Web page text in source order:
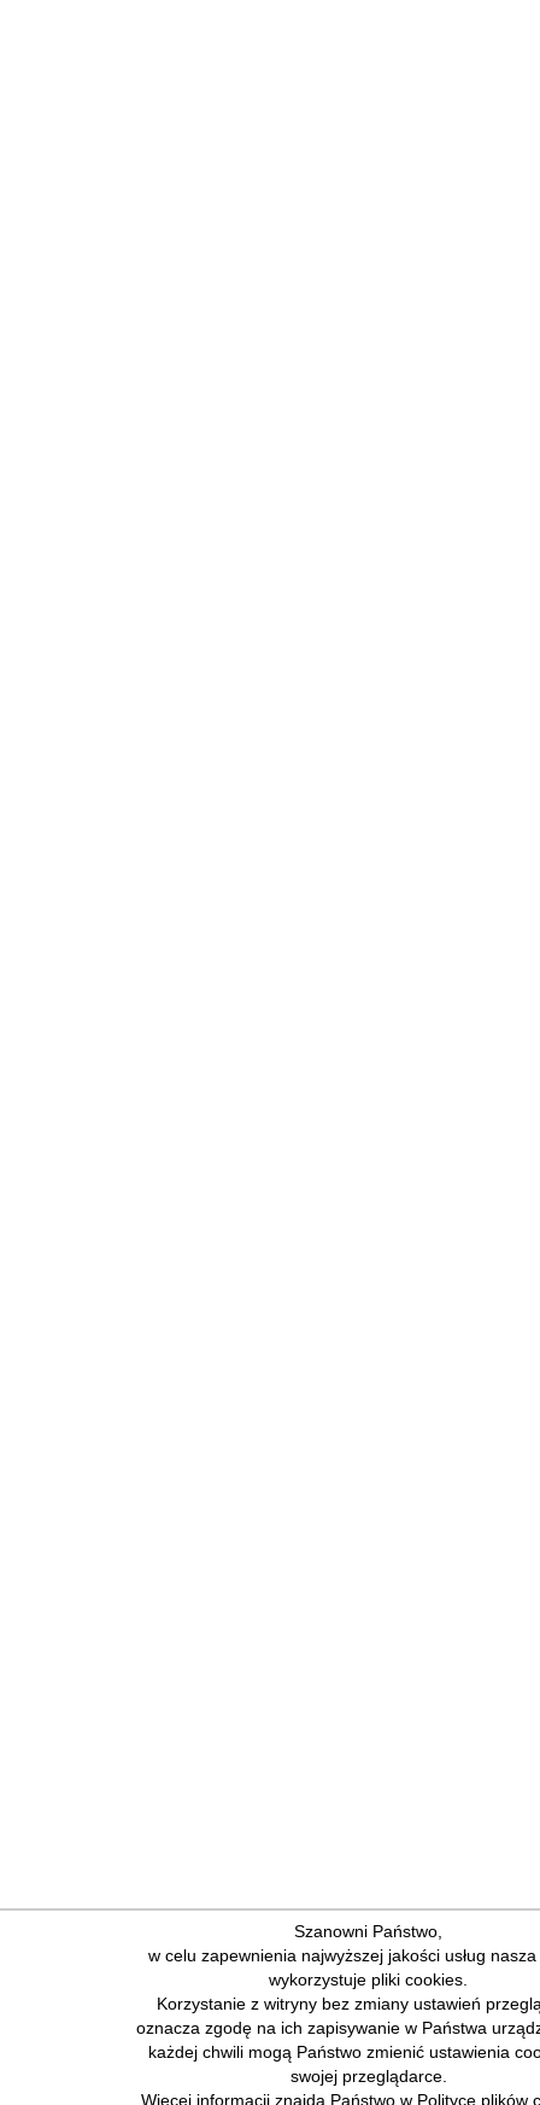
Szanowni Państwo,
w celu zapewnienia najwyższej jakości usług
wykorzystuje pliki cookies.
Korzystanie z witryny bez zmiany ustawień
oznacza zgodę na ich zapisywanie w Państwa
każdej chwili mogą Państwo zmienić ustawienia
swojej przeglądarce.
Więcej informacji znajdą Państwo w Polityce plików